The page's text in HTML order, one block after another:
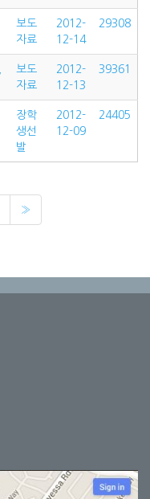
보도
자료
2012-
12-14
29308
보도
자료
2012-
12-13
39361
장학
생선
발
2012-
12-09
24405
»